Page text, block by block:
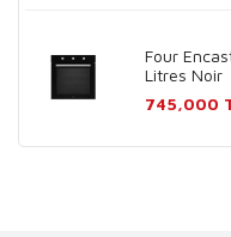
Four
Litres Noir
Prix
745,000